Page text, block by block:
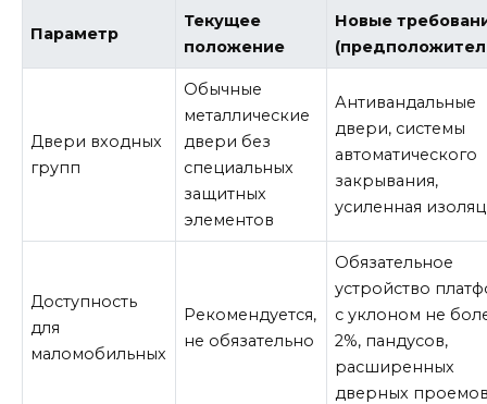
Параметр
Текущее
положение
Новые
Двери входных
групп
Обычные
металлические
двери без
специальных
защитных
элементов
Антивандальные
двери, системы
автоматического
закрывания,
усиленная
Доступность
для
маломобильных
Рекомендуется,
не обязательно
Обязательное
устройство
с уклоном не
2%, пандусов,
расширенных
дверных